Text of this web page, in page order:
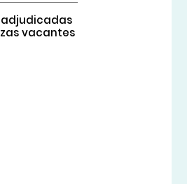
adjudicadas
vacantes